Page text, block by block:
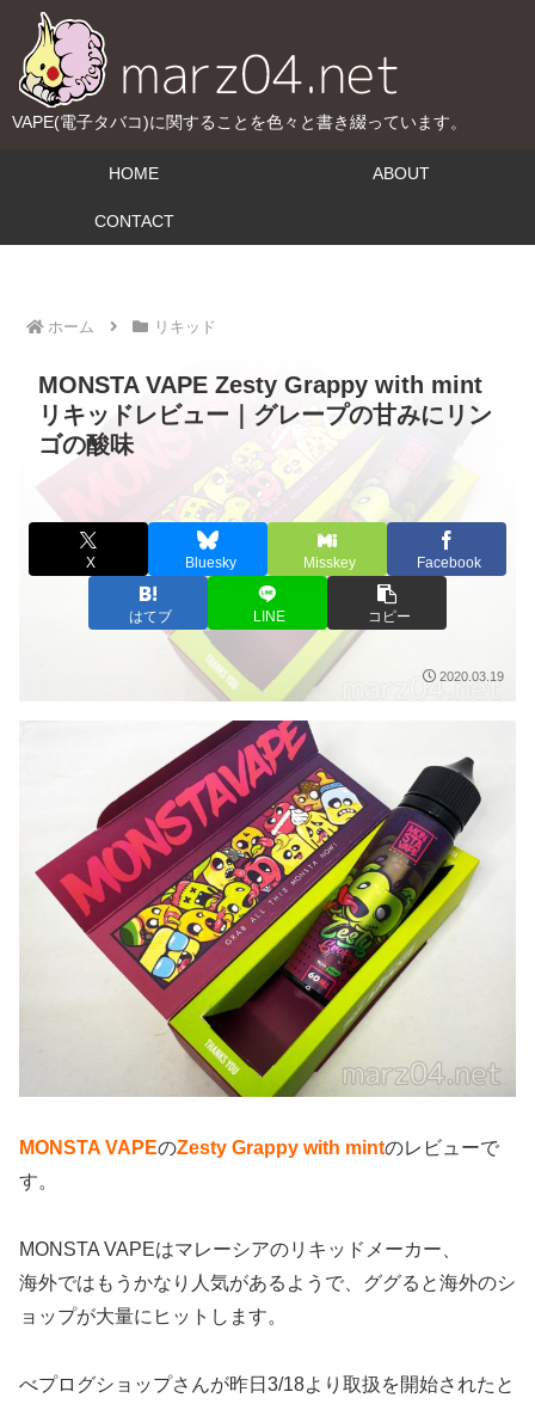
VAPE(電子タバコ)に関することを色々と書き綴っています。
HOME ABOUT
CONTACT
ホーム リキッド
MONSTA VAPE Zesty Grappy with mint
リキッドレビュー｜グレープの甘みにリン
ゴの酸味
X Bluesky Misskey Facebook
はてブ LINE コピー
2020.03.19
MONSTA VAPEのZesty Grappy with mintのレビューで
す。
MONSTA VAPEはマレーシアのリキッドメーカー、
海外ではもうかなり人気があるようで、ググると海外のシ
ョップが大量にヒットします。
べプログショップさんが昨日3/18より取扱を開始されたと